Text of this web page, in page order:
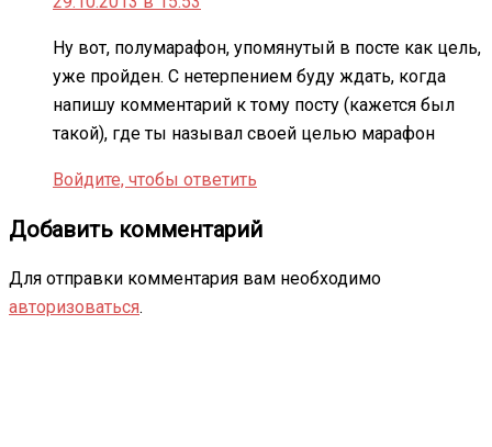
Ну вот, полумарафон, упомянутый в посте как цель,
уже пройден. С нетерпением буду ждать, когда
напишу комментарий к тому посту (кажется был
такой), где ты называл своей целью марафон
Войдите, чтобы ответить
Добавить комментарий
Для отправки комментария вам необходимо
авторизоваться.